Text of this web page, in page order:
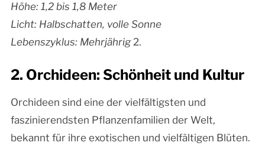
Höhe: 1,2 bis 1,8 Meter
Licht: Halbschatten, volle Sonne
Lebenszyklus: Mehrjährig2.
2. Orchideen: Schönheit und Kultur
Orchideen sind eine der vielfältigsten und
faszinierendsten Pflanzenfamilien der Welt,
bekannt für ihre exotischen und vielfältigen Blüten.